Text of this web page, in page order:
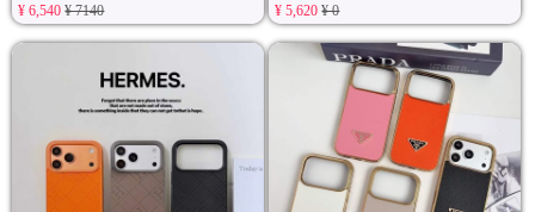
¥ 6,540¥ 7140 ¥ 5,620¥ 0